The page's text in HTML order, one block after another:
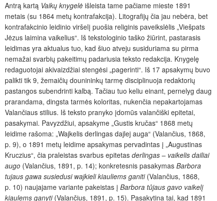
Antrą kartą Vaikų knygelė išleista tame pačiame mieste 1891
metais (su 1864 metų kontrafakcija). Litografijų čia jau nebėra, bet
kontrafakcinio leidinio viršelį puošia religinis paveikslėlis „Viešpats
Jėzus laimina vaikelius“. Iš tekstologinio taško žiūrint, pastarasis
leidimas yra aktualus tuo, kad šiuo atveju susiduriama su pirma
nemažai svarbių pakeitimų padariusia teksto redakcija. Knygelę
redaguotojai akivaizdžiai stengėsi „pagerinti“. Iš 17 apsakymų buvo
palikti tik 9, žemaičių dounininkų tarmę disciplinuoja redaktorių
pastangos subendrinti kalbą. Tačiau tuo keliu einant, pernelyg daug
prarandama, dingsta tarmės koloritas, nukenčia nepakartojamas
Valančiaus stilius. Iš teksto pranyko įdomūs valančiški epitetai,
pasakymai. Pavyzdžiui, apsakyme „Gustis kručas“ 1868 metų
leidime rašoma: „Wajkelis derlingas dajlej auga“ (Valančius, 1868,
p. 9), o 1891 metų leidime apsakymas pervadintas į „Augustinas
Kruczius“, čia praleistas svarbus epitetas derlingas – vaikelis dailiai
augo (Valančius, 1891, p. 14); konkretesnis pasakymas Barbora
tujaus gawa susiedusi wajkieli kiauliems ganiti (Valančius, 1868,
p. 10) naujajame variante pakeistas į Barbora tůjaus gavo vaikelį
kiaulems ganyti(Valančius, 1891, p. 15). Pasakytina tai, kad 1891